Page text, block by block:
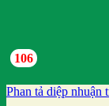
106
Phan tả diệp nhuận